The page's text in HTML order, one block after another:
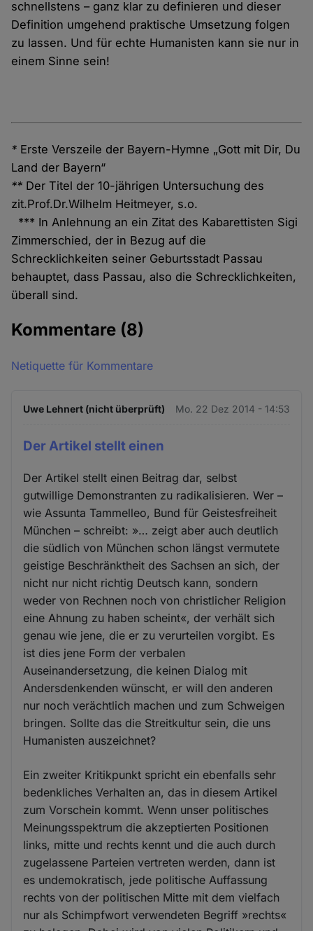
schnellstens – ganz klar zu definieren und dieser
Definition umgehend praktische Umsetzung folgen
zu lassen. Und für echte Humanisten kann sie nur in
einem Sinne sein!
* Erste Verszeile der Bayern-Hymne „Gott mit Dir, Du
Land der Bayern“
** Der Titel der 10-jährigen Untersuchung des
zit.Prof.Dr.Wilhelm Heitmeyer, s.o.
*** In Anlehnung an ein Zitat des Kabarettisten Sigi
Zimmerschied, der in Bezug auf die
Schrecklichkeiten seiner Geburtsstadt Passau
behauptet, dass Passau, also die Schrecklichkeiten,
überall sind.
Kommentare (8)
Netiquette für Kommentare
Uwe Lehnert (nicht überprüft) Mo. 22 Dez 2014 - 14:53
Der Artikel stellt einen
Der Artikel stellt einen Beitrag dar, selbst
gutwillige Demonstranten zu radikalisieren. Wer –
wie Assunta Tammelleo, Bund für Geistesfreiheit
München – schreibt: »… zeigt aber auch deutlich
die südlich von München schon längst vermutete
geistige Beschränktheit des Sachsen an sich, der
nicht nur nicht richtig Deutsch kann, sondern
weder von Rechnen noch von christlicher Religion
eine Ahnung zu haben scheint«, der verhält sich
genau wie jene, die er zu verurteilen vorgibt. Es
ist dies jene Form der verbalen
Auseinandersetzung, die keinen Dialog mit
Andersdenkenden wünscht, er will den anderen
nur noch verächtlich machen und zum Schweigen
bringen. Sollte das die Streitkultur sein, die uns
Humanisten auszeichnet?
Ein zweiter Kritikpunkt spricht ein ebenfalls sehr
bedenkliches Verhalten an, das in diesem Artikel
zum Vorschein kommt. Wenn unser politisches
Meinungsspektrum die akzeptierten Positionen
links, mitte und rechts kennt und die auch durch
zugelassene Parteien vertreten werden, dann ist
es undemokratisch, jede politische Auffassung
rechts von der politischen Mitte mit dem vielfach
nur als Schimpfwort verwendeten Begriff »rechts«